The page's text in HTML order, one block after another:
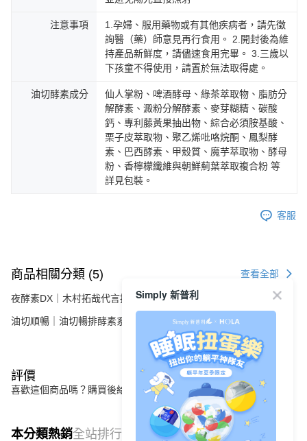
注意事項
1.孕婦、服用藥物或有其他疾病者，請先徵
詢醫（藥）師意見再行食用。 2.開封後為維
持產品新鮮度，請儘速食用完畢。 3.三歲以
下孩童不得使用，請置於無法取得處。
油切酵素成分
仙人掌粉、啤酒酵母、綠茶萃取物、脂肪分
解酵素、澱粉分解酵素、麥芽糊精、碳酸
鈣、專利藤黃果抽出物、綜合必須胺基酸、
栗子皮萃取物、聚乙烯吡咯烷酮、鳳梨酵
素、巴西酵素、甲殼質、魔芋萃取物、酵母
粉、香檸檬纖維與朝鮮薊葉萃取複合粉 等
詳見包裝。
客服
商品相關分類 (5) 查看全部
夜酵素DX｜木村拓哉代言推薦
油切順暢｜油切暢排酵素系列
評價
喜歡這個商品嗎？購買後給他一個好評吧
本分類熱銷全站排行
Simply 新普利